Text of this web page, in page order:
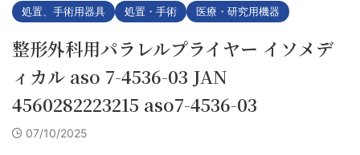
処置、手術用器具 処置・手術 医療・研究用機器
整形外科用パラレルプライヤー イソメデ
ィカル aso 7-4536-03 JAN
4560282223215 aso7-4536-03
07/10/2025